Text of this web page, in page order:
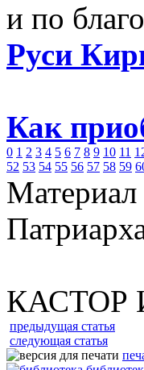
и по
Руси
Как
0 1 2 3 4 5 6 7 8 9 10 11
52 53 54 55 56 57 58 59
КАСТОР
предыдущая статья
следующая статья